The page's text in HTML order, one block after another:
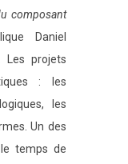
composant
Daniel
Les projets
: les
les
Un des
temps de